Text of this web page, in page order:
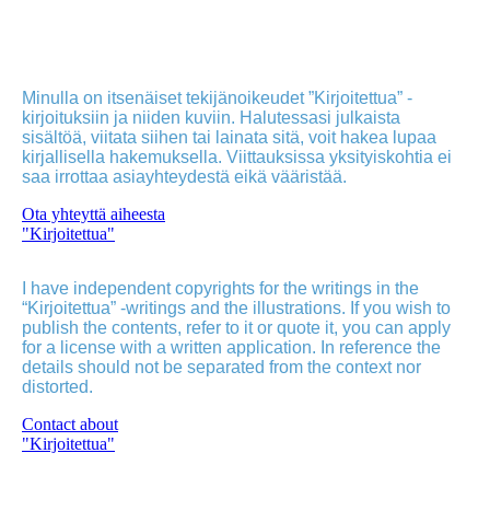
Minulla on itsenäiset tekijänoikeudet ”Kirjoitettua” -
kirjoituksiin ja niiden kuviin. Halutessasi julkaista
sisältöä, viitata siihen tai lainata sitä, voit hakea lupaa
kirjallisella hakemuksella. Viittauksissa yksityiskohtia ei
saa irrottaa asiayhteydestä eikä vääristää.
Ota yhteyttä aiheesta
"Kirjoitettua"
I have independent copyrights for the writings in the
“Kirjoitettua” -writings and the illustrations. If you wish to
publish the contents, refer to it or quote it, you can apply
for a license with a written application. In reference the
details should not be separated from the context nor
distorted.
Contact about
"Kirjoitettua"